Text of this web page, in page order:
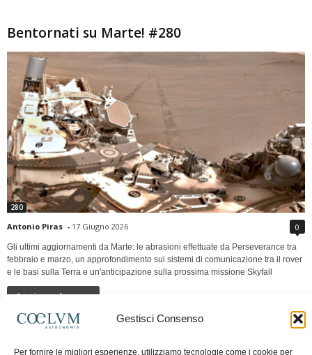
Gestisci Consenso
Per fornire le migliori esperienze, utilizziamo tecnologie come i cookie per
Bentornati su Marte! #280
280
Antonio Piras - 17 Giugno 2026 0
Gli ultimi aggiornamenti da Marte: le abrasioni effettuate da Perseverance tra
febbraio e marzo, un approfondimento sui sistemi di comunicazione tra il rover
e le basi sulla Terra e un'anticipazione sulla prossima missione Skyfall
Continua a leggere